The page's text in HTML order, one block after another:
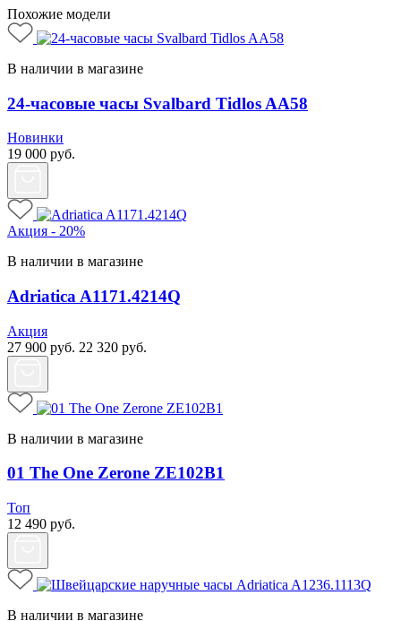
Похожие модели
В наличии в магазине
24-часовые часы Svalbard Tidlos AA58
Новинки
19 000 руб.
Акция - 20%
В наличии в магазине
Adriatica A1171.4214Q
Акция
27 900 руб. 22 320 руб.
В наличии в магазине
01 The One Zerone ZE102B1
Топ
12 490 руб.
В наличии в магазине